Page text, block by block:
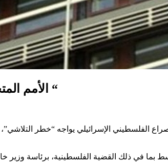
الأمم المتحدة : حل الدولتين يقترب من ” نقطة اللاعودة “
الفلسطيني الإسرائيلي يواجه “خطر
في ذلك القضية الفلسطينية، برئاسة وزير